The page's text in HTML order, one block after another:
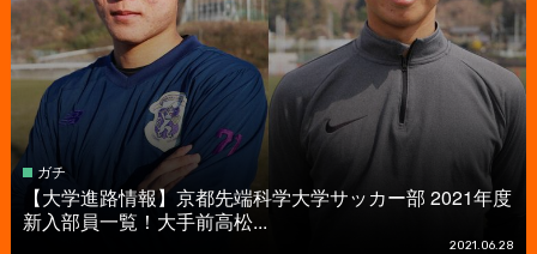
ガチ
【大学進路情報】京都先端科学大学サッカー部 2021年度
新入部員一覧！大手前高松...
2021.06.28